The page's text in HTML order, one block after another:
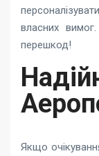
власних
перешкод!
Якщо